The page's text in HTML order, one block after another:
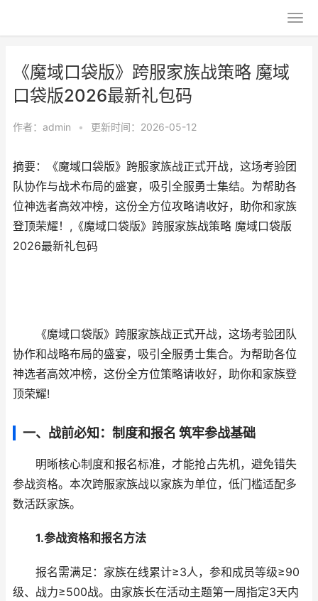
《魔域口袋版》跨服家族战策略 魔域
口袋版2026最新礼包码
作者： admin • 更新时间：2026-05-12
摘要：《魔域口袋版》跨服家族战正式开战，这场考验团
队协作与战术布局的盛宴，吸引全服勇士集结。为帮助各
位神选者高效冲榜，这份全方位攻略请收好，助你和家族
登顶荣耀！,《魔域口袋版》跨服家族战策略 魔域口袋版
2026最新礼包码
《魔域口袋版》跨服家族战正式开战，这场考验团队
协作和战略布局的盛宴，吸引全服勇士集合。为帮助各位
神选者高效冲榜，这份全方位策略请收好，助你和家族登
顶荣耀!
一、战前必知：制度和报名 筑牢参战基础
明晰核心制度和报名标准，才能抢占先机，避免错失
参战资格。本次跨服家族战以家族为单位，低门槛适配多
数活跃家族。
1.参战资格和报名方法
报名需满足：家族在线累计≥3人，参和成员等级≥90
级、战力≥500战。由家族长在活动主题第一周指定3天内